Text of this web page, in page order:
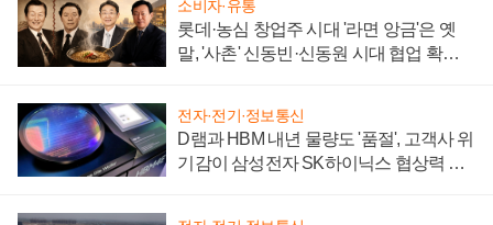
소비자·유통
롯데·농심 창업주 시대 '라면 앙금'은 옛
말, '사촌' 신동빈·신동원 시대 협업 확대
전자·전기·정보통신
D램과 HBM 내년 물량도 '품절', 고객사 위
기감이 삼성전자 SK하이닉스 협상력 더